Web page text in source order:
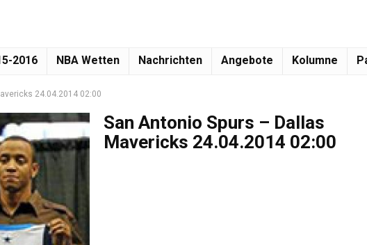
2016 NBA Wetten Nachrichten Angebote Kolumne
24.04.2014 02:00
San Antonio Spurs – Dallas
Mavericks 24.04.2014 02:00